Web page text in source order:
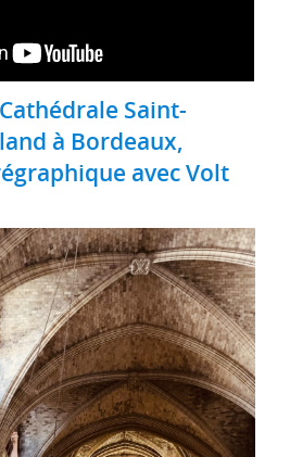
Saint-
à Bordeaux,
avec Volt